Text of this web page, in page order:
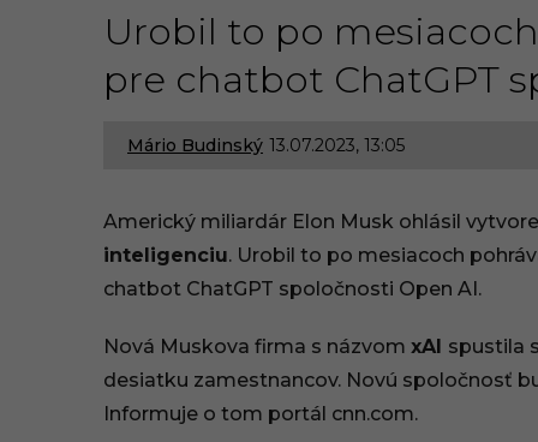
Urobil to po
pre chatbot ChatGPT
Mário Budinský 13.07.2023, 13:05
1
0
7
.
Americký miliardár Elon Musk ohlásil
inteligenciu. Urobil to po mesiacoch
chatbot ChatGPT spoločnosti Open AI.
Nová Muskova firma s názvom xAI spustila
desiatku zamestnancov. Novú spoločnosť
Informuje o tom portál cnn.com.